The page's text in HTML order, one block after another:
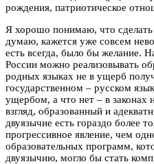
рождения, патриотическое
Я хорошо понимаю, что сделать
думаю, кажется уже совсем
есть всегда, было бы желание.
России можно реализовывать
родных языках не в ущерб
государственном – русском
ущербом, а что нет – в законах
взгляд, образованный и
двуязычие есть гораздо более
прогрессивное явление, чем
образовательных программ,
двуязычию, могло бы стать